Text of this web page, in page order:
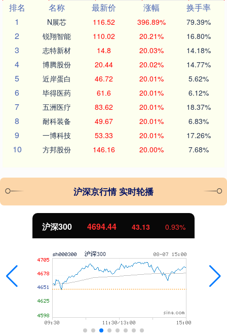
排名
名称 最新价 涨幅
换手率
1
N展芯 116.52 396.89% 79.39%
2 锐翔智能 110.02 20.21% 16.80%
3 志特新材 14.8 20.03% 14.18%
4 博腾股份 20.44 20.02% 14.77%
5 近岸蛋白 46.72 20.01% 5.62%
6 毕得医药 61.6 20.01% 6.12%
7 五洲医疗 83.62 20.01% 18.37%
8 耐科装备 49.67 20.01% 6.83%
9 一博科技 53.33 20.01% 17.26%
10 方邦股份 146.16 20.00% 7.68%
沪深京行情 实时轮播
沪深300 4694.44 43.13 0.93%